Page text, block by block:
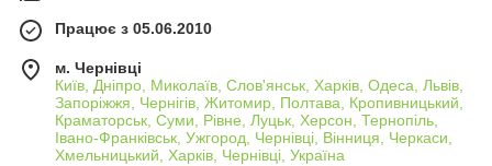
Працює з 05.06.2010
м. Чернівці
Київ, Дніпро, Миколаїв, Слов'янськ, Харків, Одеса, Львів,
Запоріжжя, Чернігів, Житомир, Полтава, Кропивницький,
Краматорськ, Суми, Рівне, Луцьк, Херсон, Тернопіль,
Івано-Франківськ, Ужгород, Чернівці, Вінниця, Черкаси,
Хмельницький, Харків, Чернівці, Україна